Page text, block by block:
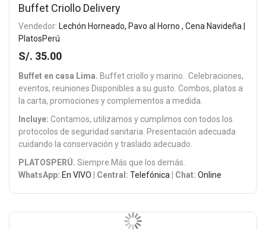
Buffet Criollo Delivery
Vendedor: Lechón Horneado, Pavo al Horno , Cena Navideña |
PlatosPerú
S/. 35.00
Buffet en casa Lima. Buffet criollo y marino. Celebraciones,
eventos, reuniones Disponibles a su gusto. Combos, platos a
la carta, promociones y complementos a medida.
Incluye: Contamos, utilizamos y cumplimos con todos los
protocolos de seguridad sanitaria. Presentación adecuada
cuidando la conservación y traslado adecuado.
PLATOSPERÚ. Siempre.Más que los demás.
WhatsApp: En VIVO | Central: Telefónica | Chat: Online